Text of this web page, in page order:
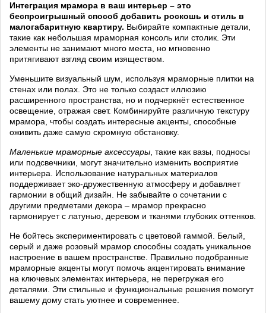
Интеграция мрамора в ваш интерьер – это
беспроигрышный способ добавить роскошь и стиль в
малогабаритную квартиру. Выбирайте компактные детали,
такие как небольшая мраморная консоль или столик. Эти
элементы не занимают много места, но мгновенно
притягивают взгляд своим изяществом.
Уменьшите визуальный шум, используя мраморные плитки на
стенах или полах. Это не только создаст иллюзию
расширенного пространства, но и подчеркнёт естественное
освещение, отражая свет. Комбинируйте различную текстуру
мрамора, чтобы создать интересные акценты, способные
оживить даже самую скромную обстановку.
Маленькие мраморные аксессуары , такие как вазы, подносы
или подсвечники, могут значительно изменить восприятие
интерьера. Использование натуральных материалов
поддерживает эко-дружественную атмосферу и добавляет
гармонии в общий дизайн. Не забывайте о сочетании с
другими предметами декора – мрамор прекрасно
гармонирует с латунью, деревом и тканями глубоких оттенков.
Не бойтесь экспериментировать с цветовой гаммой. Белый,
серый и даже розовый мрамор способны создать уникальное
настроение в вашем пространстве. Правильно подобранные
мраморные акценты могут помочь акцентировать внимание
на ключевых элементах интерьера, не перегружая его
деталями. Эти стильные и функциональные решения помогут
вашему дому стать уютнее и современнее.